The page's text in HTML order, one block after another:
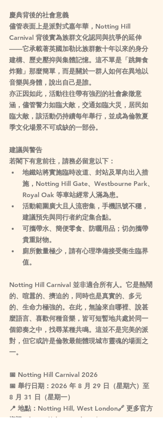
慶典背後的社會意義
儘管表面上是派對式嘉年華，Notting Hill
Carnival 背後實為族群文化認同與抗爭的延伸
——它承載著英國加勒比族群數十年以來的身分
建構、歷史壓抑與集體記憶。這不單是「跳舞食
炸雞」那麼簡單，而是關於一群人如何在異地以
音樂與身體，說出自己是誰。
亦正因如此，活動往往帶有強烈的社會象徵意
涵，儘管警力如臨大敵，交通如臨大災，居民如
臨大敵，該活動仍持續每年舉行，並成為倫敦夏
季文化場景不可或缺的一部份。
建議與警告
若閣下有意前往，請務必留意以下：
地鐵站將實施臨時改道、封站及單向出入措
施，Notting Hill Gate、Westbourne Park、
Royal Oak 等車站經常人滿為患。
活動範圍廣大且人流密集，手機訊號不穩，
建議預先與同行者約定集合點。
可攜帶水、簡便零食、防曬用品；切勿攜帶
貴重財物。
廁所數量極少，請有心理準備接受衛生臨界
值。
Notting Hill Carnival 並非適合所有人。它是熱鬧
的、喧囂的、擠迫的，同時也是真實的、多元
的、生命力極強的。在此，無論來自哪裡、說甚
麼語言、喜歡何種音樂，皆可短暫地共處於同一
個節奏之中，找尋某種共鳴。這並不是完美的派
對，但它或許是倫敦最能體現城市靈魂的場面之
一。
📅 Notting Hill Carnival 2026
📅 舉行日期：2026 年 8 月 29 日（星期六）至
8 月 31 日（星期一）
📍 地點：Notting Hill, West London🔗 更多官方
資訊： https://nhcarnival.org/